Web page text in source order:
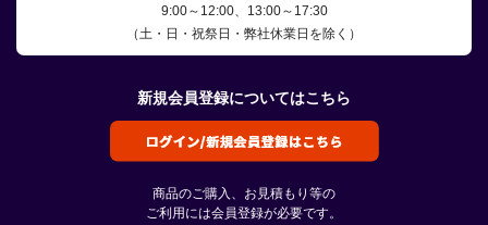
9:00～12:00、13:00～17:30
（土・日・祝祭日・弊社休業日を除く）
新規会員登録についてはこちら
商品のご購入、お見積もり等の
ご利用には会員登録が必要です。